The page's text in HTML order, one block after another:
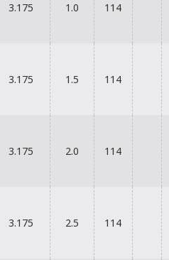
3.175 1.0 114
3.175 1.5 114
3.175 2.0 114
3.175 2.5 114